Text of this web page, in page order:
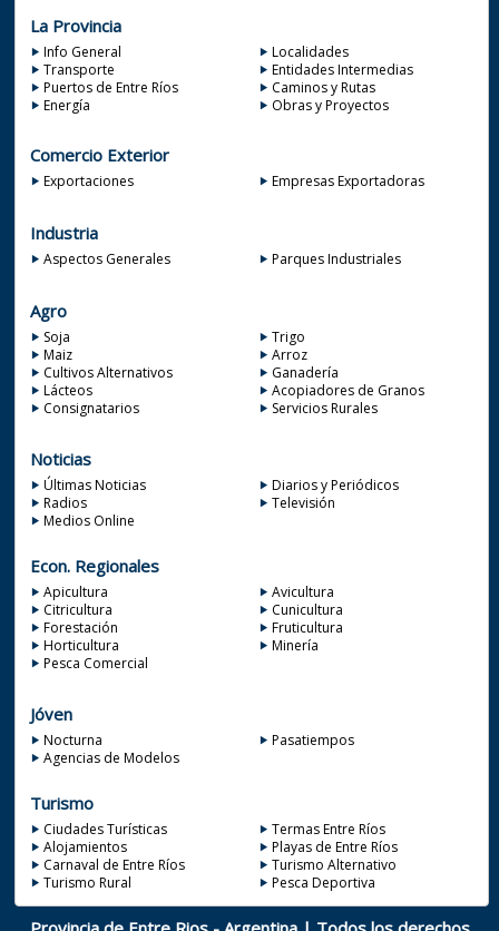
La Provincia
Info General
Localidades
Transporte
Entidades Intermedias
Puertos de Entre Ríos
Caminos y Rutas
Energía
Obras y Proyectos
Comercio Exterior
Exportaciones Empresas Exportadoras
Industria
Aspectos Generales Parques Industriales
Agro
Soja
Trigo
Maiz
Arroz
Cultivos Alternativos
Ganadería
Lácteos
Acopiadores de Granos
Consignatarios
Servicios Rurales
Noticias
Últimas Noticias
Diarios y Periódicos
Radios
Televisión
Medios Online
Econ. Regionales
Apicultura
Avicultura
Citricultura
Cunicultura
Forestación
Fruticultura
Horticultura
Minería
Pesca Comercial
Jóven
Nocturna
Pasatiempos
Agencias de Modelos
Turismo
Ciudades Turísticas
Termas Entre Ríos
Alojamientos
Playas de Entre Ríos
Carnaval de Entre Ríos
Turismo Alternativo
Turismo Rural
Pesca Deportiva